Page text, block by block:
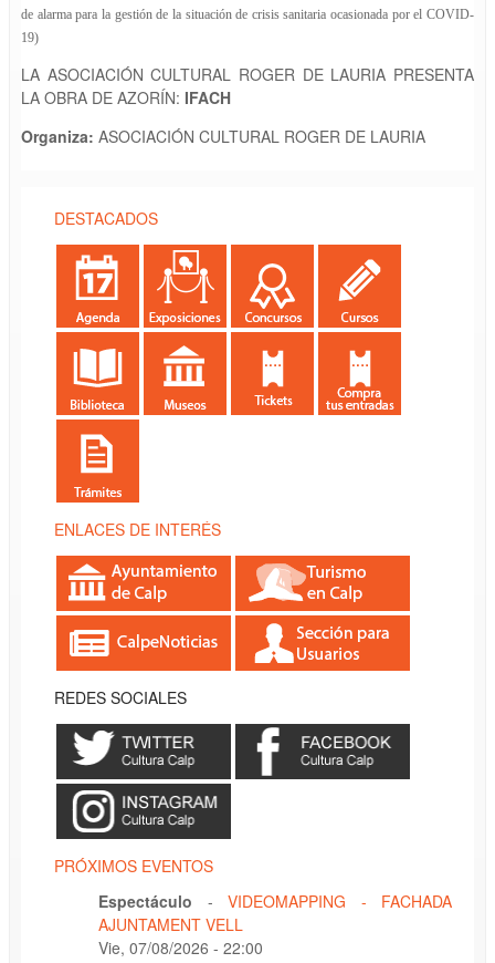
de alarma para la gestión de la situación de crisis sanitaria ocasionada por el COVID-
19)
LA ASOCIACIÓN CULTURAL ROGER DE LAURIA PRESENTA
LA OBRA DE AZORÍN: IFACH
Organiza: ASOCIACIÓN CULTURAL ROGER DE LAURIA
DESTACADOS
ENLACES DE INTERÉS
REDES SOCIALES
PRÓXIMOS EVENTOS
Espectáculo
- VIDEOMAPPING - FACHADA
AJUNTAMENT VELL
Vie, 07/08/2026 - 22:00